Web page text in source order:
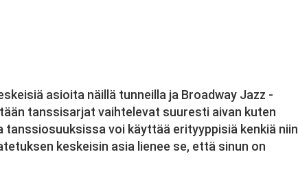
asioita näillä tunneilla ja Broadway Jazz -
tanssisarjat vaihtelevat suuresti aivan kuten
voi käyttää erityyppisiä kenkiä niin
keskeisin asia lienee se, että sinun on